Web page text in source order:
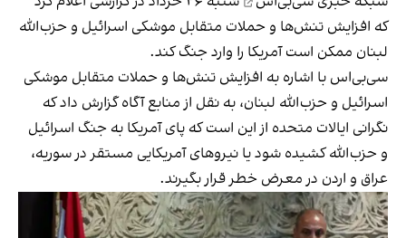
که افزایش تنش‌ها و حملات متقابل موشکی اسرائیل و حزب‌الله
لبنان ممکن است آمریکا را وارد جنگ کند.
سی‌بی‌اس با اشاره به افزایش تنش‌ها و حملات متقابل موشکی
اسرائیل و حزب‌الله لبنان، به نقل از منابع آگاه گزارش داد که
نگرانی ایالات متحده از این است که پای آمریکا به جنگ اسرائیل
و حزب‌الله کشیده شود یا نیروهای آمریکایی مستقر در سوریه،
عراق و اردن در معرض خطر قرار بگیرند.